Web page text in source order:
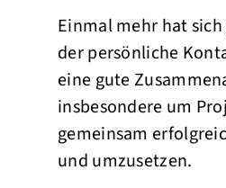
Einmal mehr hat
der persönliche
eine gute
insbesondere um
gemeinsam
und umzusetzen.